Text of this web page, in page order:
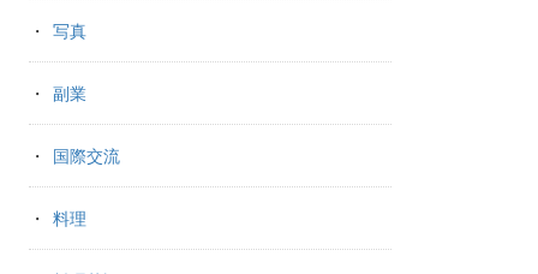
写真
副業
国際交流
料理